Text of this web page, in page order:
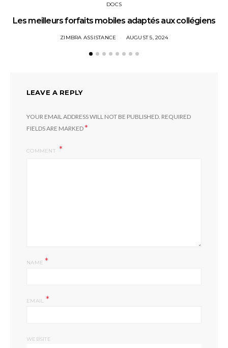
DOCS
Les meilleurs forfaits mobiles adaptés aux collégiens
ZIMBRA ASSISTANCE AUGUST 5, 2024
LEAVE A REPLY
YOUR EMAIL ADDRESS WILL NOT BE PUBLISHED. REQUIRED
FIELDS ARE MARKED*
COMMENT
NAME*
EMAIL *
WEBSITE